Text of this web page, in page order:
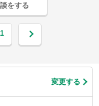
をする
変更する